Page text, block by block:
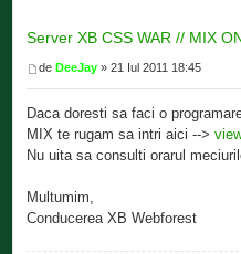
Server XB CSS WAR // MIX
de DeeJay » 21 Iul 2011 18:45
Daca doresti sa faci o
MIX te rugam sa intri aici -->
Nu uita sa consulti orarul
Multumim,
Conducerea XB Webforest